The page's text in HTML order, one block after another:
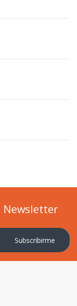
Newsletter
Subscribirme